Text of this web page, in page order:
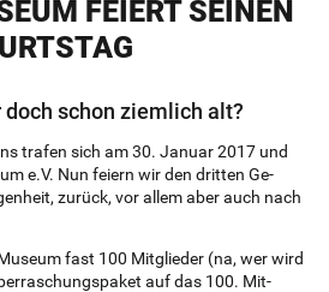
FEI­ERT SEI­NEN
doch schon ziem­lich alt?
tra­fen sich am 30. Ja­nu­ar 2017 und
e.V. Nun fei­ern wir den drit­ten Ge­
zu­rück, vor allem aber auch nach
fast 100 Mit­glie­der (na, wer wird
auf das 100. Mit­